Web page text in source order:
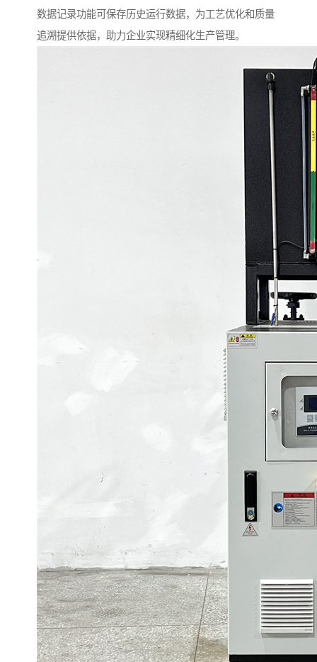
数据记录功能可保存历史运行数据，为工艺优化和质量
追溯提供依据，助力企业实现精细化生产管理。